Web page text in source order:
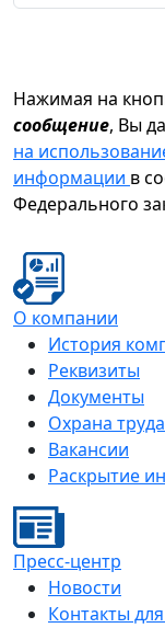
Нажимая на
сообщение, Вы
на
информации в
Федерального
О компании
История
Реквизиты
Документы
Охрана труда
Вакансии
Раскрытие
Пресс-центр
Новости
Контакты